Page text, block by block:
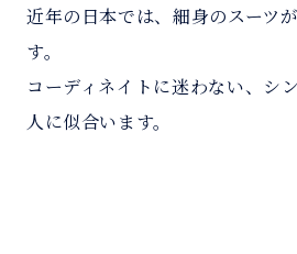
近年の日本では、細身のスーツ
す。
コーディネイトに迷わない、シ
人に似合います。